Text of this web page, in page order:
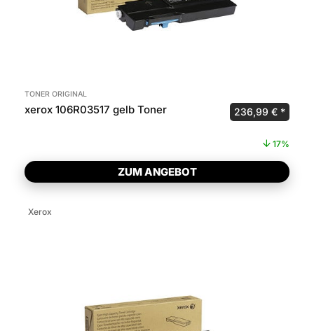
TONER ORIGINAL
xerox 106R03517 gelb Toner Ursprünglicher
236,99 €
17%
ZUM ANGEBOT
Xerox